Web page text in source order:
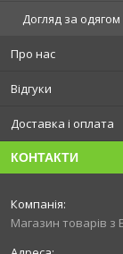
Догляд за
Про нас
Відгуки
Доставка і оплата
КОНТАКТИ
Магазин товарів з